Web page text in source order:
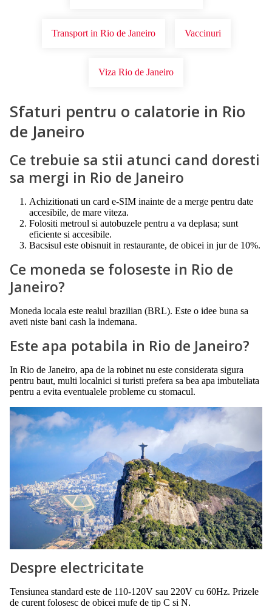
Transport in Rio de Janeiro Vaccinuri
Viza Rio de Janeiro
Sfaturi pentru o calatorie in Rio
de Janeiro
Ce trebuie sa stii atunci cand doresti
sa mergi in Rio de Janeiro
Achizitionati un card e-SIM inainte de a merge pentru date
accesibile, de mare viteza.
Folositi metroul si autobuzele pentru a va deplasa; sunt
eficiente si accesibile.
Bacsisul este obisnuit in restaurante, de obicei in jur de 10%.
Ce moneda se foloseste in Rio de
Janeiro?
Moneda locala este realul brazilian (BRL). Este o idee buna sa
aveti niste bani cash la indemana.
Este apa potabila in Rio de Janeiro?
In Rio de Janeiro, apa de la robinet nu este considerata sigura
pentru baut, multi localnici si turisti prefera sa bea apa imbuteliata
pentru a evita eventualele probleme cu stomacul.
Despre electricitate
Tensiunea standard este de 110-120V sau 220V cu 60Hz. Prizele
de curent folosesc de obicei mufe de tip C si N.